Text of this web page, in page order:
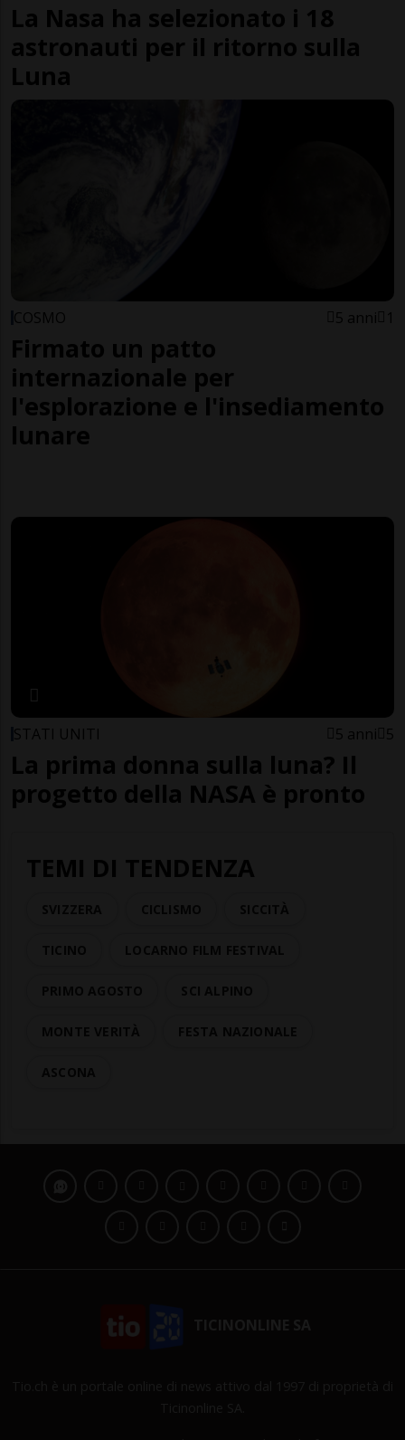
La Nasa ha selezionato i 18
astronauti per il ritorno sulla
Luna
COSMO 5 anni 1
Firmato un patto
internazionale per
l'esplorazione e l'insediamento
lunare
STATI UNITI 5 anni 5
La prima donna sulla luna? Il
progetto della NASA è pronto
TEMI DI TENDENZA